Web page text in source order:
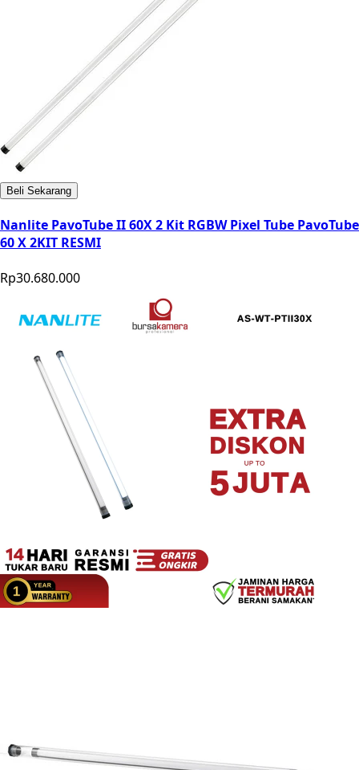
Beli Sekarang
Nanlite PavoTube II 60X 2 Kit RGBW Pixel Tube PavoTube
60 X 2KIT RESMI
Rp30.680.000